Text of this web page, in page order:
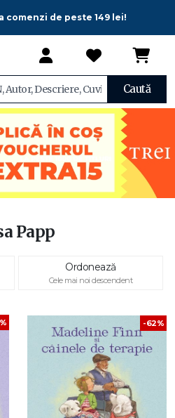
comenzi de peste 149 lei!
Caută
Papp
Ordonează
Cele mai noi descendent
-62%